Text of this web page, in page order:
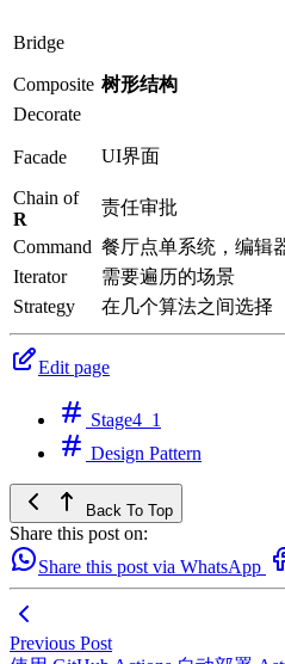
Bridge
Composite 树形结构
Decorate
Facade UI界面
Chain of
R
责任审批
Command 餐厅点单系统，编辑
Iterator
需要遍历的场景
Strategy
在几个算法之间选择
Edit page
Stage4_1
Design Pattern
Back To Top
Share this post on:
Share this post via WhatsApp
Previous Post